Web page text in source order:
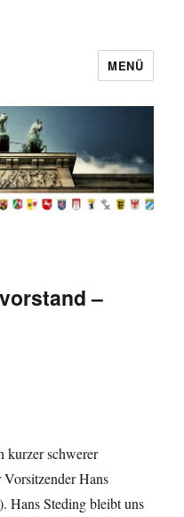
MENÜ
–
kurzer schwerer
Hans
Hans Steding bleibt uns